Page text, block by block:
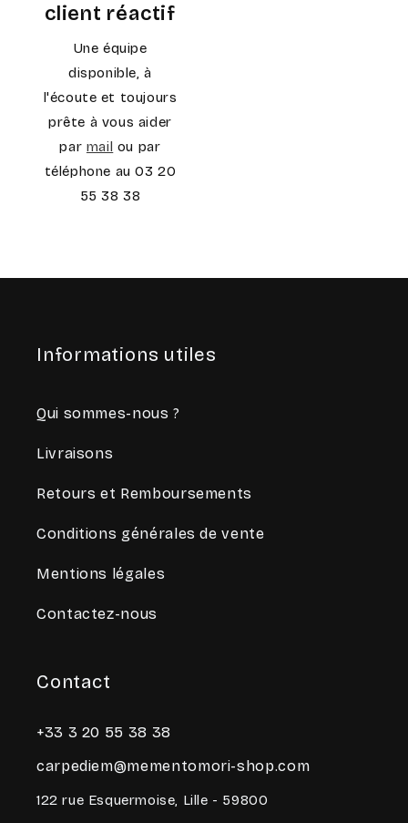
client réactif
Une équipe
disponible, à
l'écoute et toujours
prête à vous aider
par mail ou par
téléphone au 03 20
55 38 38
Informations utiles
Qui sommes-nous ?
Livraisons
Retours et Remboursements
Conditions générales de vente
Mentions légales
Contactez-nous
Contact
+33 3 20 55 38 38
carpediem@mementomori-shop.com
122 rue Esquermoise, Lille - 59800